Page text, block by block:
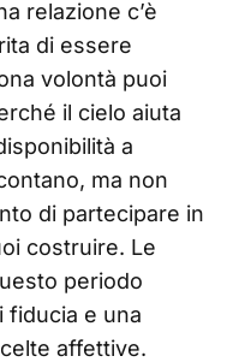
relazione c’è
di essere
volontà puoi
il cielo aiuta
a
ma non
di partecipare in
costruire. Le
periodo
fiducia e una
affettive.